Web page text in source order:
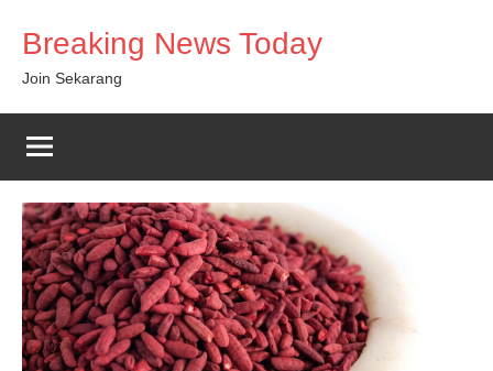
content
Breaking News Today
Join Sekarang